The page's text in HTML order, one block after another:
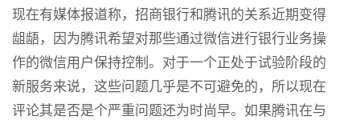
现在有媒体报道称，招商银行和腾讯的关系近期变得
龃龉，因为腾讯希望对那些通过微信进行银行业务操
作的微信用户保持控制。对于一个正处于试验阶段的
新服务来说，这些问题几乎是不可避免的，所以现在
评论其是否是个严重问题还为时尚早。如果腾讯在与